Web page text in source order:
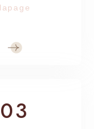
lapage
03